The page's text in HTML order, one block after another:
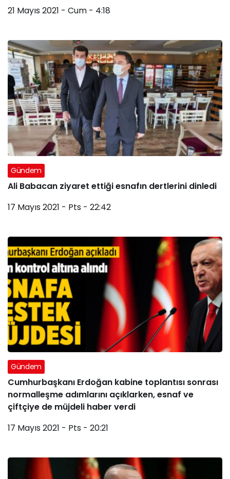
21 Mayıs 2021 - Cum - 4:18
Gündem
Ali Babacan ziyaret ettiği esnafın dertlerini dinledi
17 Mayıs 2021 - Pts - 22:42
Gündem
Cumhurbaşkanı Erdoğan kabine toplantısı sonrası
normalleşme adımlarını açıklarken, esnaf ve
çiftçiye de müjdeli haber verdi
17 Mayıs 2021 - Pts - 20:21